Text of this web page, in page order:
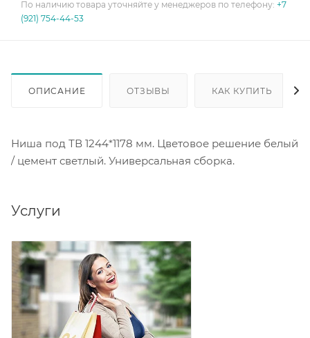
По наличию товара уточняйте у менеджеров по телефону: +7
(921) 754-44-53
ОПИСАНИЕ ОТЗЫВЫ КАК КУПИТЬ
Ниша под ТВ 1244*1178 мм. Цветовое решение белый
/ цемент светлый. Универсальная сборка.
Услуги